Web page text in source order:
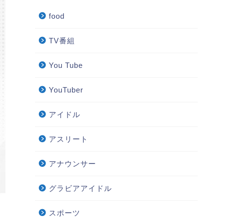
food
TV番組
You Tube
YouTuber
アイドル
アスリート
アナウンサー
グラビアアイドル
スポーツ